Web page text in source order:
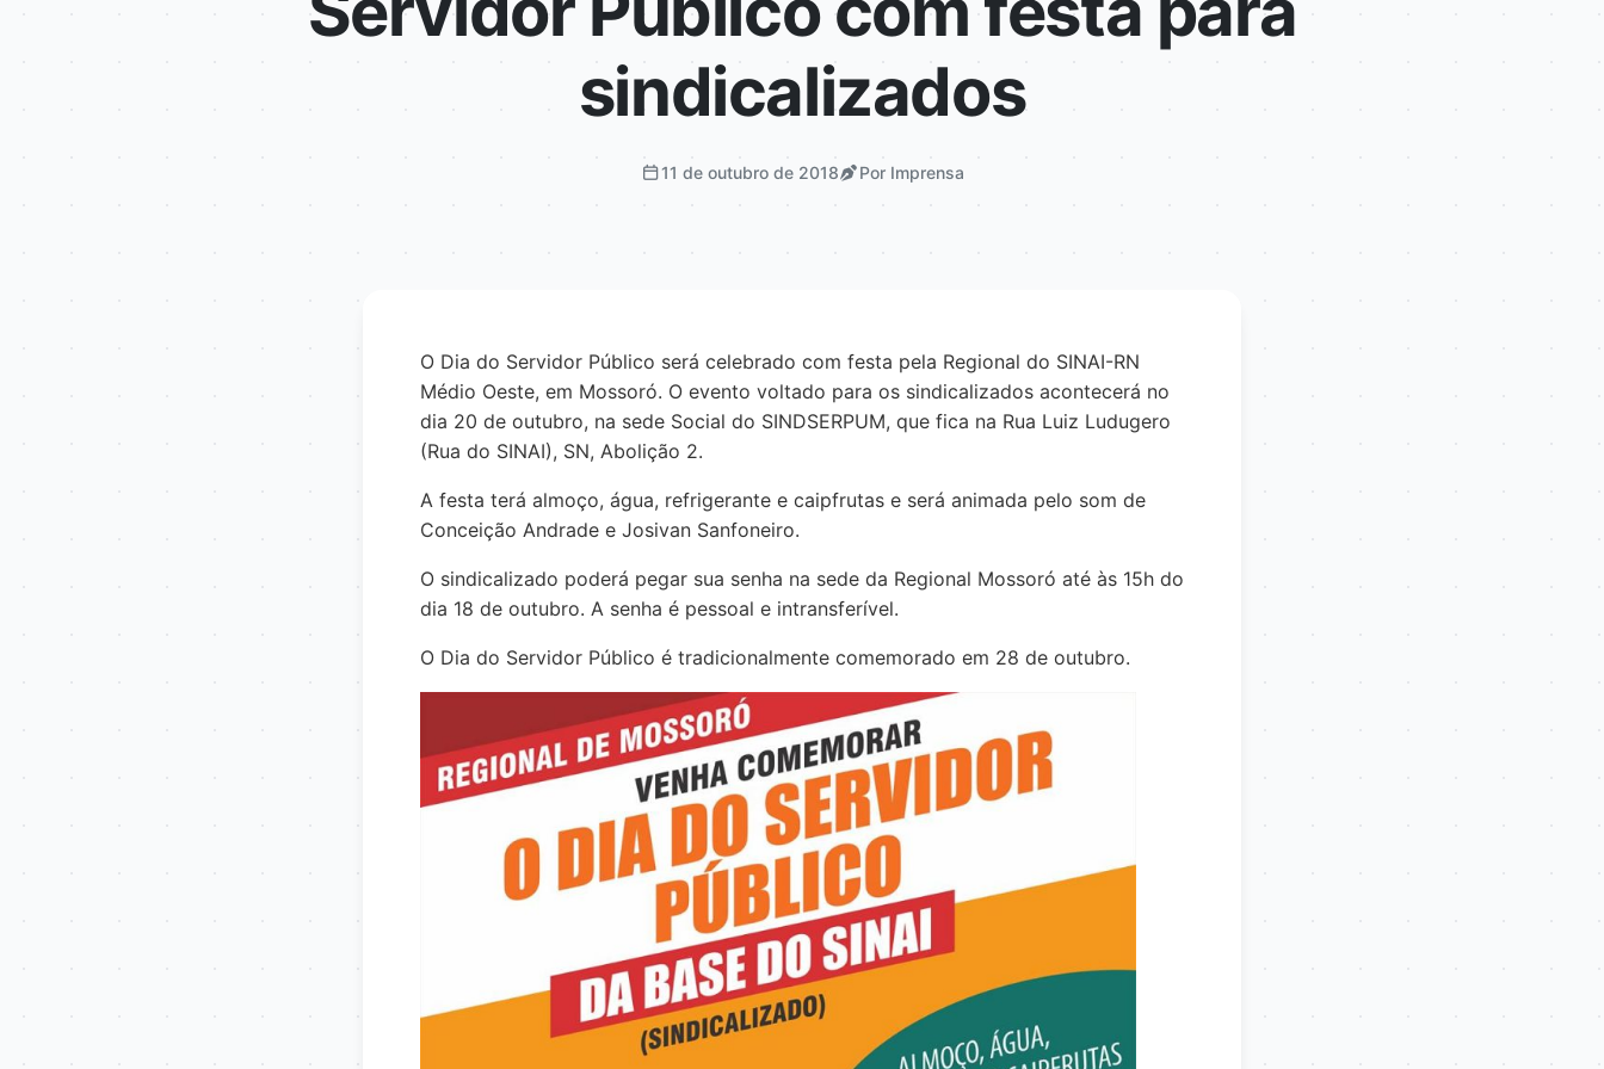
sindicalizados
11 de outubro de 2018 Por Imprensa
O Dia do Servidor Público será celebrado com festa pela Regional do SINAI-RN
Médio Oeste, em Mossoró. O evento voltado para os sindicalizados acontecerá no
dia 20 de outubro, na sede Social do SINDSERPUM, que fica na Rua Luiz Ludugero
(Rua do SINAI), SN, Abolição 2.
A festa terá almoço, água, refrigerante e caipfrutas e será animada pelo som de
Conceição Andrade e Josivan Sanfoneiro.
O sindicalizado poderá pegar sua senha na sede da Regional Mossoró até às 15h do
dia 18 de outubro. A senha é pessoal e intransferível.
O Dia do Servidor Público é tradicionalmente comemorado em 28 de outubro.